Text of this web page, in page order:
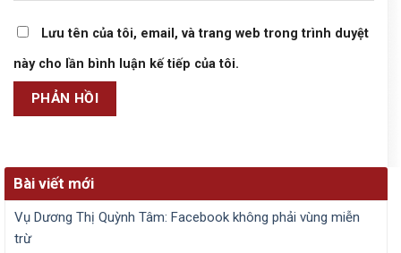
Lưu tên của tôi, email, và trang web trong trình duyệt
này cho lần bình luận kế tiếp của tôi.
Bài viết mới
Vụ Dương Thị Quỳnh Tâm: Facebook không phải vùng miễn
trừ